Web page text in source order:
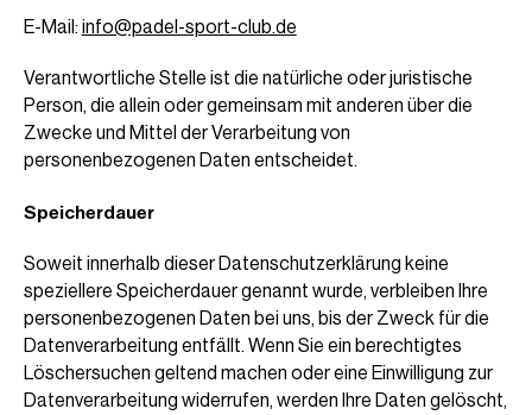
E-Mail: info@padel-sport-club.de
Verantwortliche Stelle ist die natürliche oder juristische
Person, die allein oder gemeinsam mit anderen über die
Zwecke und Mittel der Verarbeitung von
personenbezogenen Daten entscheidet.
Speicherdauer
Soweit innerhalb dieser Datenschutzerklärung keine
speziellere Speicherdauer genannt wurde, verbleiben Ihre
personenbezogenen Daten bei uns, bis der Zweck für die
Datenverarbeitung entfällt. Wenn Sie ein berechtigtes
Löschersuchen geltend machen oder eine Einwilligung zur
Datenverarbeitung widerrufen, werden Ihre Daten gelöscht,